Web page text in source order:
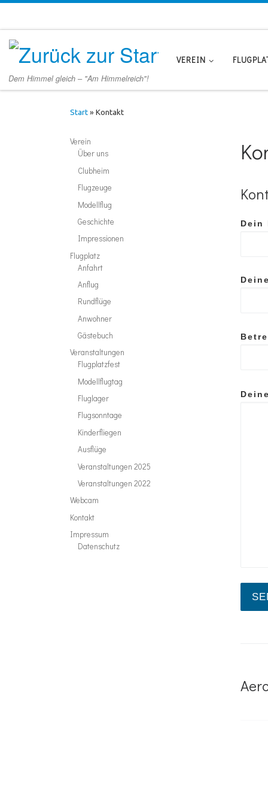
Dem Himmel gleich – "Am Himmelreich"!
VEREIN
Start » Kontakt
Dein
Verein
Über uns
Clubheim
Flugzeuge
Modellflug
Geschichte
Impressionen
Flugplatz
Anfahrt
Anflug
Rundflüge
Anwohner
Gästebuch
Veranstaltungen
Flugplatzfest
Modellflugtag
Fluglager
Flugsonntage
Kinderfliegen
Ausflüge
Veranstaltungen 2025
Veranstaltungen 2022
Webcam
Kontakt
Impressum
Datenschutz